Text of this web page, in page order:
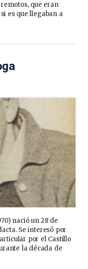
que eran
es que llegaban a
nació un 28 de
Se interesó por
por el Castillo
la década de